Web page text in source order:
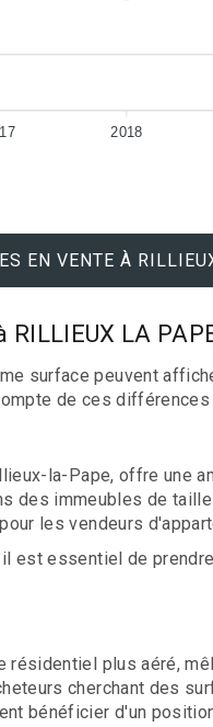
2018
EN VENTE À
LA
surface peuvent
de ces
la-Pape, offre une
des immeubles de
les vendeurs
est essentiel de
résidentiel plus aéré,
cherchant des
bénéficier d'un